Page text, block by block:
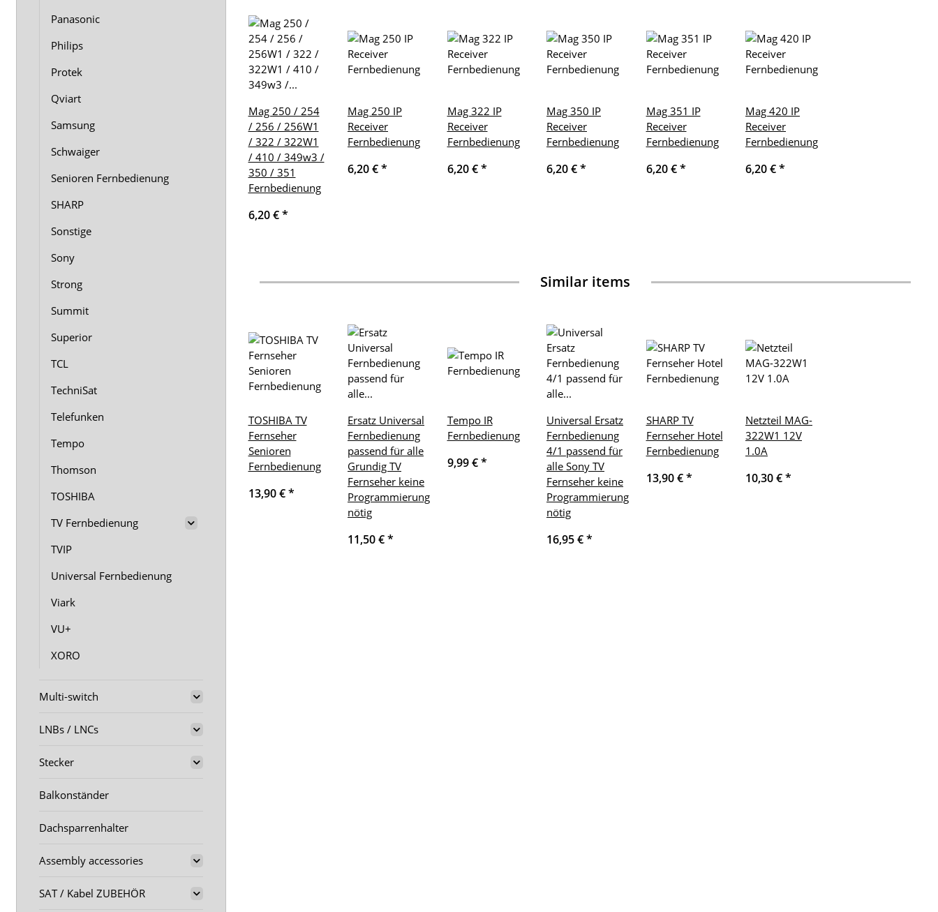
Mag 250 / 254
/ 256 / 256W1
/ 322 / 322W1
/ 410 / 349w3 /
350 / 351
Fernbedienung
6,20 €*
Mag 250 IP
Receiver
Fernbedienung
6,20 €*
Mag 322 IP
Receiver
Fernbedienung
6,20 €*
Mag 350 IP
Receiver
Fernbedienung
6,20 €*
Mag 351 IP
Receiver
Fernbedienung
6,20 €*
Mag 420 IP
Receiver
Fernbedienung
6,20 €*
Similar items
TOSHIBA TV
Fernseher
Senioren
Fernbedienung
13,90 €*
Ersatz Universal
Fernbedienung
passend für alle
Grundig TV
Fernseher keine
Programmierung
nötig
11,50 €*
Tempo IR
Fernbedienung
9,99 €*
Universal Ersatz
Fernbedienung
4/1 passend für
alle Sony TV
Fernseher keine
Programmierung
nötig
16,95 €*
SHARP TV
Fernseher Hotel
Fernbedienung
13,90 €*
Netzteil MAG-
322W1 12V
1.0A
10,30 €*
Panasonic
Philips
Protek
Qviart
Samsung
Schwaiger
Senioren Fernbedienung
SHARP
Sonstige
Sony
Strong
Summit
Superior
TCL
TechniSat
Telefunken
Tempo
Thomson
TOSHIBA
TV Fernbedienung
TVIP
Universal Fernbedienung
Viark
VU+
XORO
Multi-switch
LNBs / LNCs
Stecker
Balkonständer
Dachsparrenhalter
Assembly accessories
SAT / Kabel ZUBEHÖR